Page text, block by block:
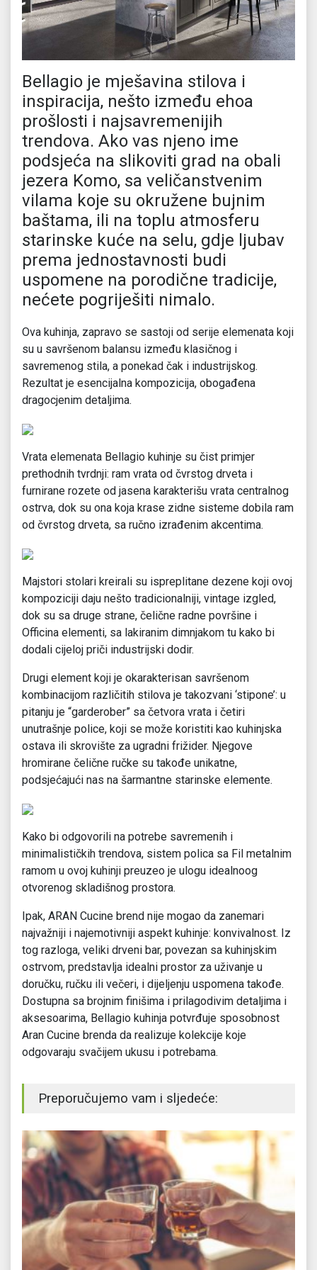
Bellagio je mješavina stilova i
inspiracija, nešto između ehoa
prošlosti i najsavremenijih
trendova. Ako vas njeno ime
podsjeća na slikoviti grad na obali
jezera Komo, sa veličanstvenim
vilama koje su okružene bujnim
baštama, ili na toplu atmosferu
starinske kuće na selu, gdje ljubav
prema jednostavnosti budi
uspomene na porodične tradicije,
nećete pogriješiti nimalo.
Ova kuhinja, zapravo se sastoji od serije elemenata koji
su u savršenom balansu između klasičnog i
savremenog stila, a ponekad čak i industrijskog.
Rezultat je esencijalna kompozicija, obogađena
dragocjenim detaljima.
Vrata elemenata Bellagio kuhinje su čist primjer
prethodnih tvrdnji: ram vrata od čvrstog drveta i
furnirane rozete od jasena karakterišu vrata centralnog
ostrva, dok su ona koja krase zidne sisteme dobila ram
od čvrstog drveta, sa ručno izrađenim akcentima.
Majstori stolari kreirali su ispreplitane dezene koji ovoj
kompoziciji daju nešto tradicionalniji, vintage izgled,
dok su sa druge strane, čelične radne površine i
Officina elementi, sa lakiranim dimnjakom tu kako bi
dodali cijeloj priči industrijski dodir.
Drugi element koji je okarakterisan savršenom
kombinacijom različitih stilova je takozvani ‘stipone’: u
pitanju je “garderober” sa četvora vrata i četiri
unutrašnje police, koji se može koristiti kao kuhinjska
ostava ili skrovište za ugradni frižider. Njegove
hromirane čelične ručke su takođe unikatne,
podsjećajući nas na šarmantne starinske elemente.
Kako bi odgovorili na potrebe savremenih i
minimalističkih trendova, sistem polica sa Fil metalnim
ramom u ovoj kuhinji preuzeo je ulogu idealnoog
otvorenog skladišnog prostora.
Ipak, ARAN Cucine brend nije mogao da zanemari
najvažniji i najemotivniji aspekt kuhinje: konvivalnost. Iz
tog razloga, veliki drveni bar, povezan sa kuhinjskim
ostrvom, predstavlja idealni prostor za uživanje u
doručku, ručku ili večeri, i dijeljenju uspomena takođe.
Dostupna sa brojnim finišima i prilagodivim detaljima i
aksesoarima, Bellagio kuhinja potvrđuje sposobnost
Aran Cucine brenda da realizuje kolekcije koje
odgovaraju svačijem ukusu i potrebama.
Preporučujemo vam i sljedeće: